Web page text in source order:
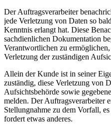
Der Auftragsverarbeiter
jede Verletzung von Daten so
Kenntnis erlangt hat. Diese
sachdienlichen Dokumentation
Verantwortlichen zu
Verletzung der zuständigen
Allein der Kunde ist in seiner
zuständig, diese Verletzung von
Aufsichtsbehörde sowie
melden. Der Auftragsverarbeiter
Stellungnahme zu dem Vorfall,
fordert etwas anderes.